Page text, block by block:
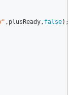
,plusReady, false